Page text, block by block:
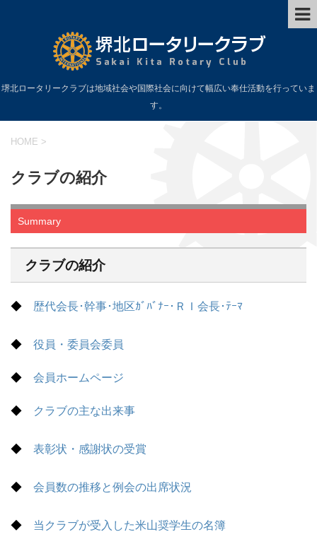
堺北ロータリークラブは地域社会や国際社会に向けて幅広い奉仕活動を行っていま
す。
HOME >
クラブの紹介
Summary
クラブの紹介
◆ 歴代会長･幹事･地区ｶﾞﾊﾞﾅｰ･ＲＩ会長･ﾃｰﾏ
◆ 役員・委員会委員
◆ 会員ホームページ
◆ クラブの主な出来事
◆ 表彰状・感謝状の受賞
◆ 会員数の推移と例会の出席状況
◆ 当クラブが受入した米山奨学生の名簿